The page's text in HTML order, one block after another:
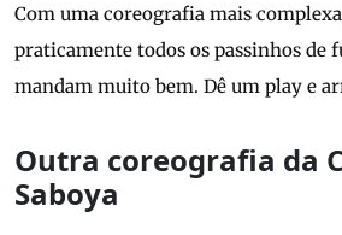
Com uma coreografia mais
praticamente todos os passinhos de
mandam muito bem. Dê um play e
Outra coreografia da
Saboya